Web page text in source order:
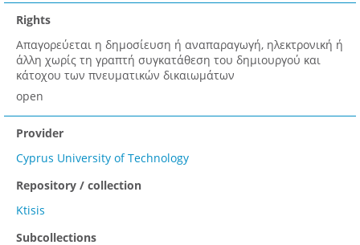
Rights
Απαγορεύεται η δημοσίευση ή αναπαραγωγή, ηλεκτρονική ή
άλλη χωρίς τη γραπτή συγκατάθεση του δημιουργού και
κάτοχου των πνευματικών δικαιωμάτων
open
Provider
Cyprus University of Technology
Repository / collection
Ktisis
Subcollections